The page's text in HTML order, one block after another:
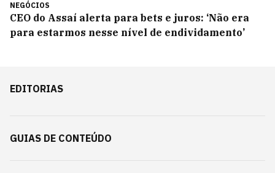
NEGÓCIOS
CEO do Assaí alerta para bets e juros: ‘Não era
para estarmos nesse nível de endividamento’
EDITORIAS
GUIAS DE CONTEÚDO